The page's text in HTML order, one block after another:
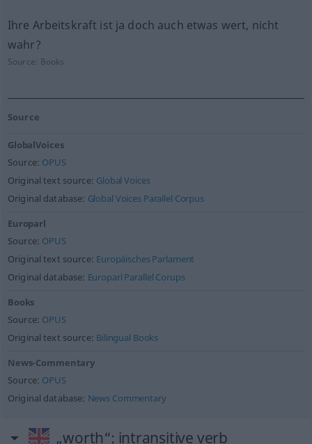
Ihre Arbeitskraft ist ja doch auch etwas wert, nicht
wahr?
Source: Books
Source
GlobalVoices
Source: OPUS
Original text source: Global Voices
Original database: Global Voices Parallel Corpus
Europarl
Source: OPUS
Original text source: Europäisches Parlament
Original database: Europarl Parallel Corups
Books
Source: OPUS
Original text source: Bilingual Books
News-Commentary
Source: OPUS
Original database: News Commentary
„worth“: intransitive verb